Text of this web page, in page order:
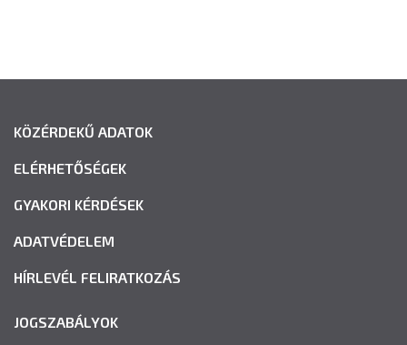
KÖZÉRDEKŰ ADATOK
ELÉRHETŐSÉGEK
GYAKORI KÉRDÉSEK
ADATVÉDELEM
HÍRLEVÉL FELIRATKOZÁS
JOGSZABÁLYOK